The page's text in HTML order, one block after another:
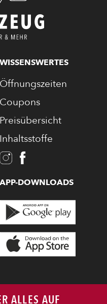
WISSENSWERTES
Öffnungszeiten
Coupons
Preisübersicht
Inhaltsstoffe
APP-DOWNLOADS
ALLES AUF